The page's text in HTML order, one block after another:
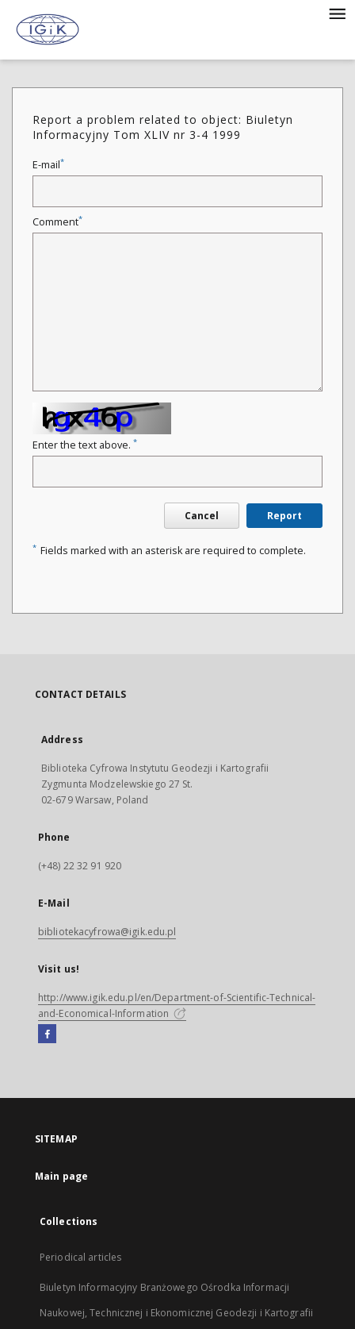
Report a problem related to object: Biuletyn
Informacyjny Tom XLIV nr 3-4 1999
E-mail*
Comment*
Enter the text above. *
Cancel Report
* Fields marked with an asterisk are required to complete.
CONTACT DETAILS
Address
Biblioteka Cyfrowa Instytutu Geodezji i Kartografii
Zygmunta Modzelewskiego 27 St.
02-679 Warsaw, Poland
Phone
(+48) 22 32 91 920
E-Mail
bibliotekacyfrowa@igik.edu.pl
Visit us!
http://www.igik.edu.pl/en/Department-of-Scientific-Technical-
and-Economical-Information
Facebook
open
new
SITEMAP
Main page
Collections
Periodical articles
Biuletyn Informacyjny Branżowego Ośrodka Informacji
Naukowej, Technicznej i Ekonomicznej Geodezji i Kartografii